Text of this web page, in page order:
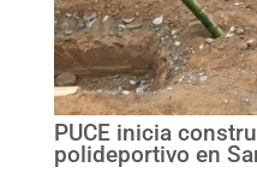
PUCE inicia
polideportivo en